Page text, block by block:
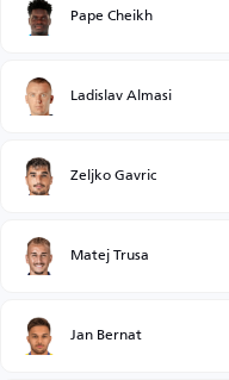
Pape Cheikh
Ladislav Almasi
Zeljko Gavric
Matej Trusa
Jan Bernat